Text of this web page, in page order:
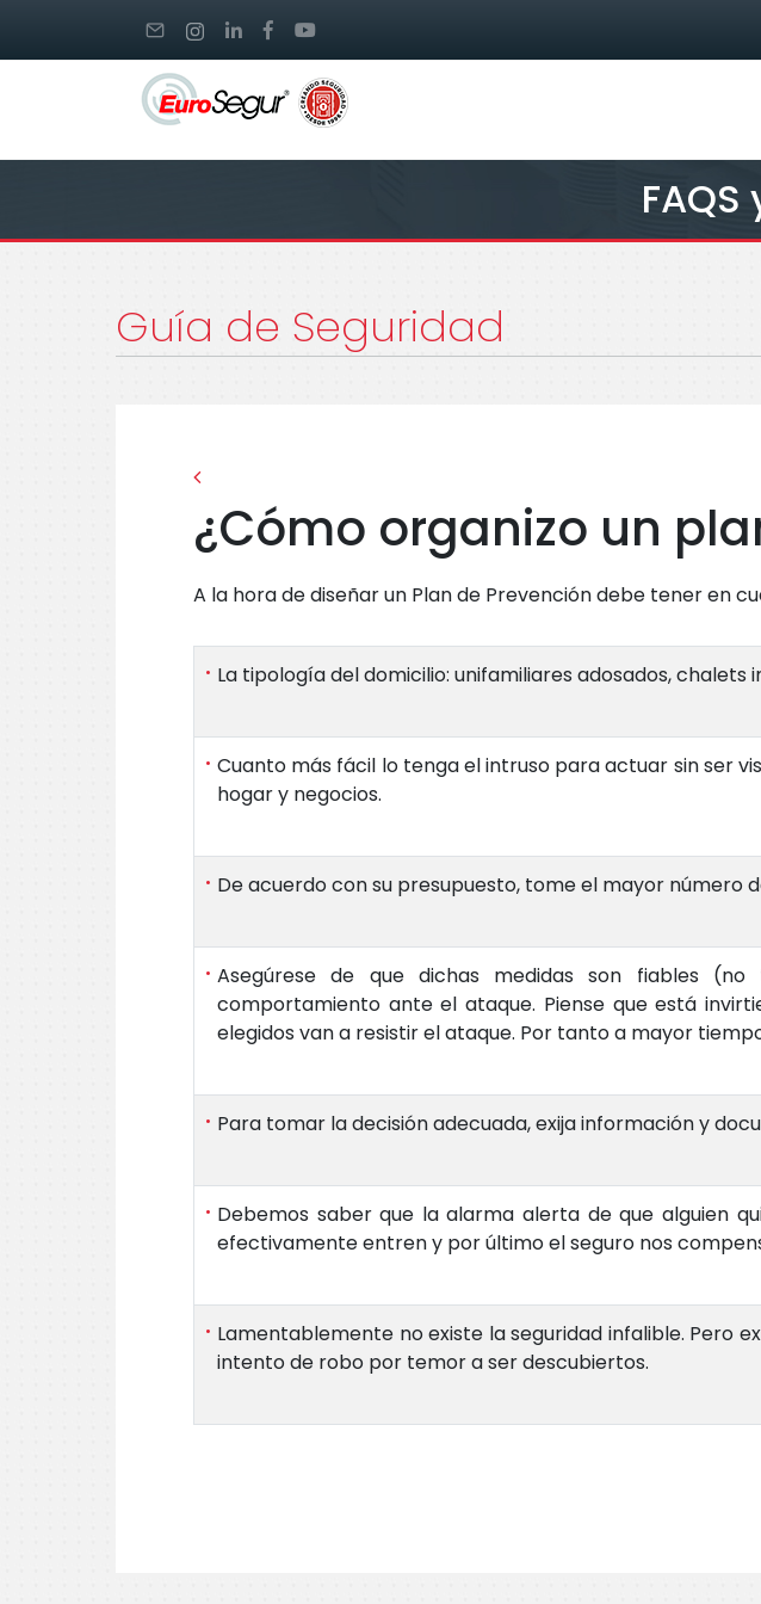
Guía de Seguridad
¿Cómo organizo un
A la hora de diseñar un Plan de Prevención debe tener en
La tipología del domicilio: unifamiliares adosados, chalets
Cuanto más fácil lo tenga el intruso para actuar sin ser
hogar y negocios.
De acuerdo con su presupuesto, tome el mayor número
Asegúrese de que dichas medidas son fiables
comportamiento ante el ataque. Piense que está
elegidos van a resistir el ataque. Por tanto a mayor
Para tomar la decisión adecuada, exija información y
Debemos saber que la alarma alerta de que alguien
efectivamente entren y por último el seguro nos
Lamentablemente no existe la seguridad infalible. Pero
intento de robo por temor a ser descubiertos.